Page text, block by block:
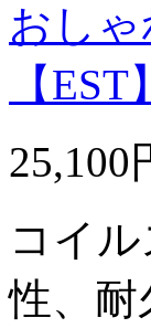
おし
【
25,100
コイ
性、